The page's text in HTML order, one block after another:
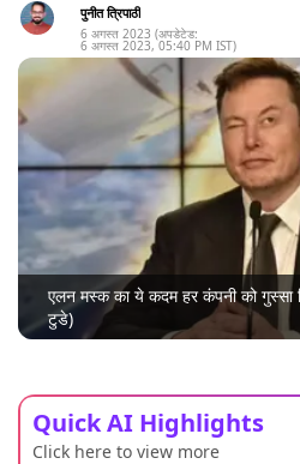
पुनीत त्रिपाठी
6 अगस्त 2023 (अपडेटेड:
6 अगस्त 2023, 05:40 PM IST)
एलन मस्क का ये कदम हर कंपनी को गुस्सा
टुडे)
Quick AI Highlights
Click here to view more